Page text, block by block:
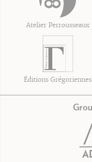
Atelier Perrousseaux
Éditions Grégoriennes